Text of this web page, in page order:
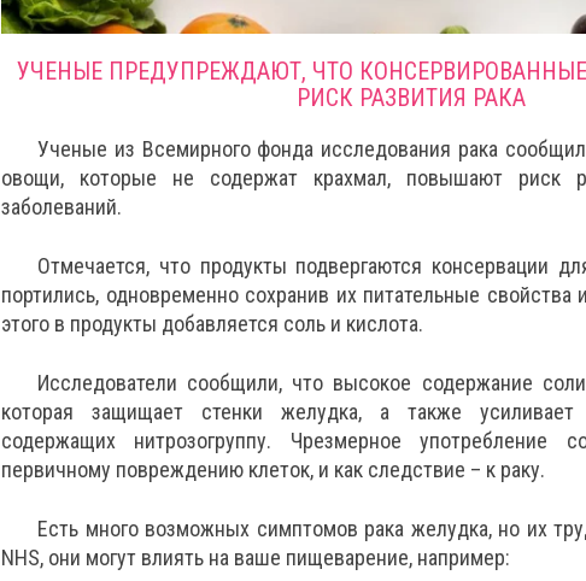
УЧЕНЫЕ ПРЕДУПРЕЖДАЮТ, ЧТО
РИСК РАЗВИТИЯ РАКА
Ученые из Всемирного фонда исследования рака
овощи, которые не содержат крахмал, повышают риск
заболеваний.
Отмечается, что продукты подвергаются консервации
портились, одновременно сохранив их питательные свойства
этого в продукты добавляется соль и кислота.
Исследователи сообщили, что высокое содержание
которая защищает стенки желудка, а также усиливает
содержащих нитрозогруппу. Чрезмерное употребление
первичному повреждению клеток, и как следствие – к раку.
Есть много возможных симптомов рака желудка, но их
NHS, они могут влиять на ваше пищеварение, например: